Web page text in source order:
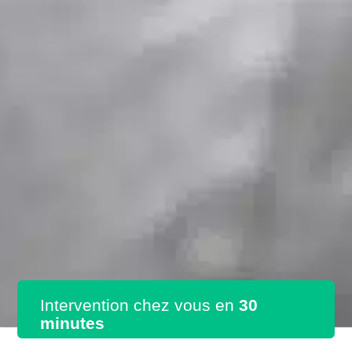
Intervention chez vous en 30
minutes